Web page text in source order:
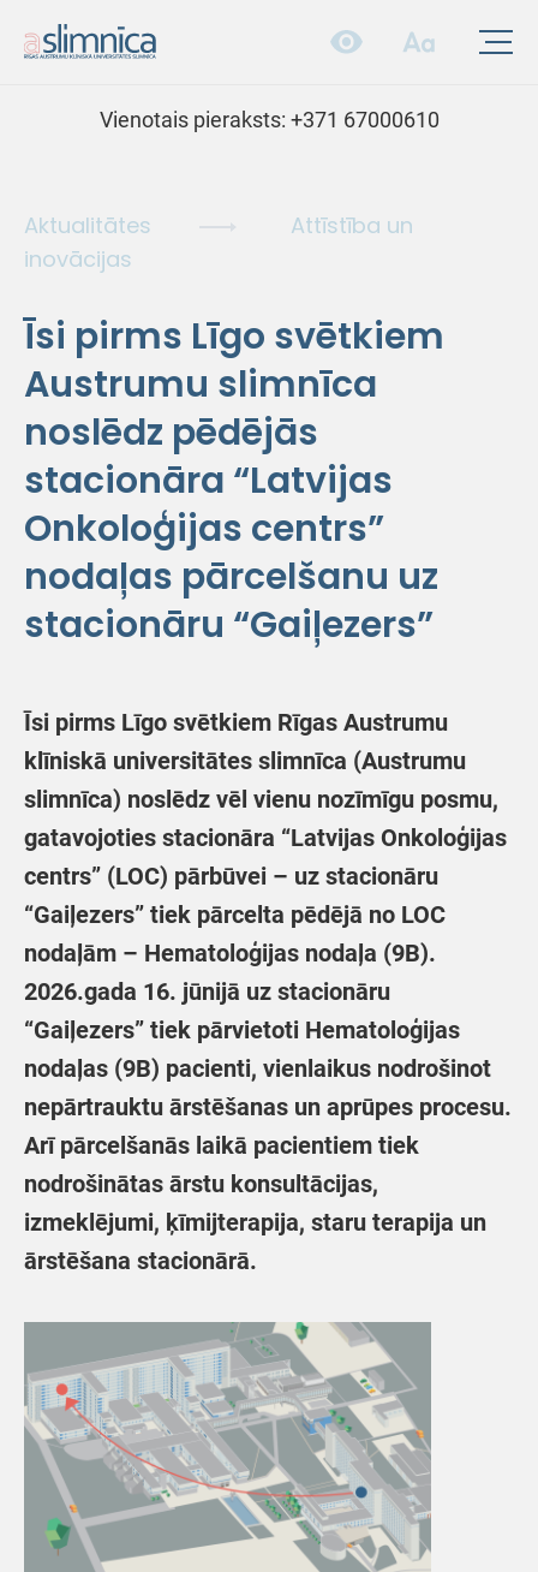
Vienotais pieraksts: +371 67000610
Aktualitātes
Attīstība un
inovācijas
Īsi pirms Līgo svētkiem
Austrumu slimnīca
noslēdz pēdējās
stacionāra “Latvijas
Onkoloģijas centrs”
nodaļas pārcelšanu uz
stacionāru “Gaiļezers”
Īsi pirms Līgo svētkiem Rīgas Austrumu
klīniskā universitātes slimnīca (Austrumu
slimnīca) noslēdz vēl vienu nozīmīgu posmu,
gatavojoties stacionāra “Latvijas Onkoloģijas
centrs” (LOC) pārbūvei – uz stacionāru
“Gaiļezers” tiek pārcelta pēdējā no LOC
nodaļām – Hematoloģijas nodaļa (9B).
2026.gada 16. jūnijā uz stacionāru
“Gaiļezers” tiek pārvietoti Hematoloģijas
nodaļas (9B) pacienti, vienlaikus nodrošinot
nepārtrauktu ārstēšanas un aprūpes procesu.
Arī pārcelšanās laikā pacientiem tiek
nodrošinātas ārstu konsultācijas,
izmeklējumi, ķīmijterapija, staru terapija un
ārstēšana stacionārā.